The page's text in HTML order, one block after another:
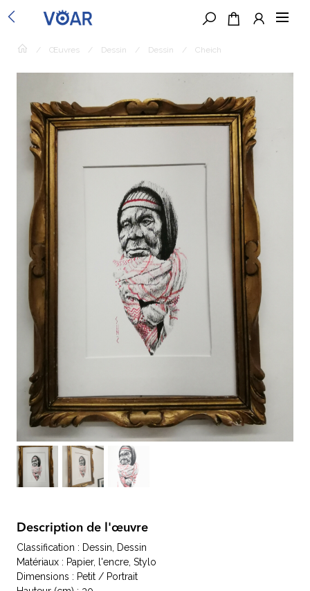
/ Œuvres / Dessin / Dessin / Cheich
Description de l'œuvre
Classification : Dessin, Dessin
Matériaux : Papier, l'encre, Stylo
Dimensions : Petit / Portrait